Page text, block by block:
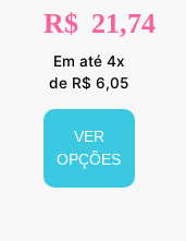
R$ 21,74
Em até 4x
de R$ 6,05
VER
OPÇÕES